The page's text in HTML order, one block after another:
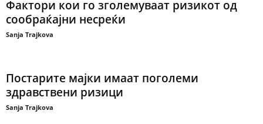
Фактори кои го зголемуваат ризикот од
сообраќајни несреќи
Sanja Trajkova
Постарите мајки имаат поголеми
здравствени ризици
Sanja Trajkova